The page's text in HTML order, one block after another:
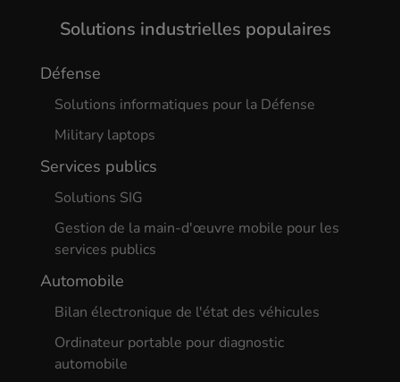
Solutions industrielles populaires
Défense
Solutions informatiques pour la Défense
Military laptops
Services publics
Solutions SIG
Gestion de la main-d'œuvre mobile pour les
services publics
Automobile
Bilan électronique de l'état des véhicules
Ordinateur portable pour diagnostic
automobile